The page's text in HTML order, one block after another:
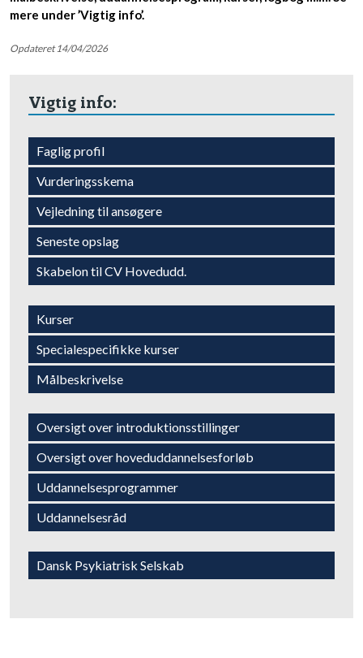
mere under ’Vigtig info’.
Opdateret 14/04/2026
Vigtig info:​
Faglig profil​
​Vurderingsskema
Vejledning til ansøgere​
​Seneste opslag
​Skabelon til CV Hovedudd.
​Kurser
​Specialespecifikke kurser
Målbeskrivelse​
​Oversigt over introduktionsstillinger
​Oversigt over hoveduddannelsesforløb
​Uddannelsesprogrammer
​Uddannelsesråd
Dansk Psykiatrisk Selskab​